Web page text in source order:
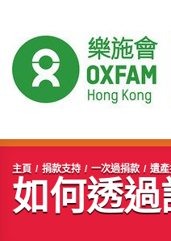
開始主要內容
主頁 捐款支持 一次過捐款 遺
如何透